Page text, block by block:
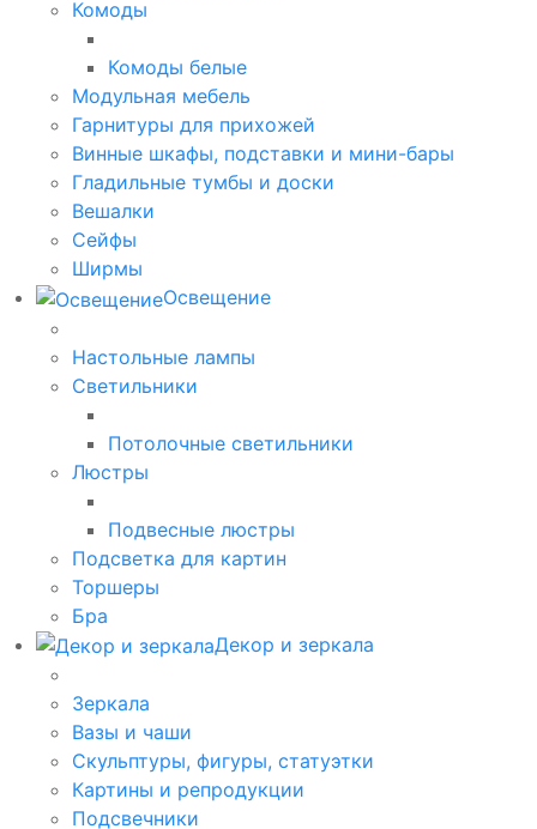
Комоды
Комоды белые
Модульная мебель
Гарнитуры для прихожей
Винные шкафы, подставки и мини-бары
Гладильные тумбы и доски
Вешалки
Сейфы
Ширмы
Освещение
Настольные лампы
Светильники
Потолочные светильники
Люстры
Подвесные люстры
Подсветка для картин
Торшеры
Бра
Декор и зеркала
Зеркала
Вазы и чаши
Скульптуры, фигуры, статуэтки
Картины и репродукции
Подсвечники